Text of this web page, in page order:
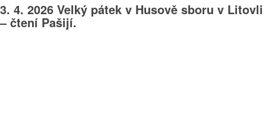
3. 4. 2026 Velký pátek v Husově sboru v Litovli
– čtení Pašijí.